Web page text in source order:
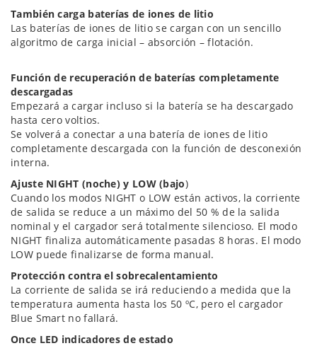
También carga baterías de iones de litio
Las baterías de iones de litio se cargan con un sencillo
algoritmo de carga inicial – absorción – flotación.
Función de recuperación de baterías completamente
descargadas
Empezará a cargar incluso si la batería se ha descargado
hasta cero voltios.
Se volverá a conectar a una batería de iones de litio
completamente descargada con la función de desconexión
interna.
Ajuste NIGHT (noche) y LOW (bajo)
Cuando los modos NIGHT o LOW están activos, la corriente
de salida se reduce a un máximo del 50 % de la salida
nominal y el cargador será totalmente silencioso. El modo
NIGHT finaliza automáticamente pasadas 8 horas. El modo
LOW puede finalizarse de forma manual.
Protección contra el sobrecalentamiento
La corriente de salida se irá reduciendo a medida que la
temperatura aumenta hasta los 50 ºC, pero el cargador
Blue Smart no fallará.
Once LED indicadores de estado